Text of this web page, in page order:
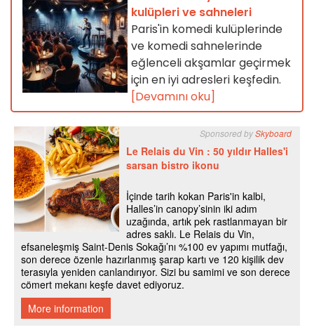
kulüpleri ve sahneleri
Paris'in komedi kulüplerinde
ve komedi sahnelerinde
eğlenceli akşamlar geçirmek
için en iyi adresleri keşfedin.
[Devamını oku]